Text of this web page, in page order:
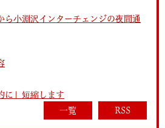
ら小淵沢インターチェンジの夜間通
に」短縮します
一覧
RSS